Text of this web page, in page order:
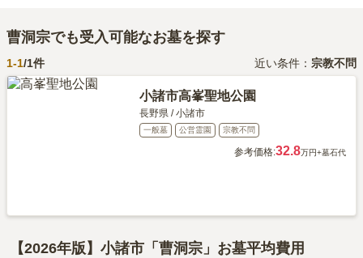
曹洞宗でも受入可能なお墓を探す
1-1/1件 近い条件： 宗教不問
小諸市高峯聖地公園
長野県/小諸市
一般墓 公営霊園 宗教不問
参考価格:32.8万円+墓石代
【2026年版】小諸市「曹洞宗」お墓平均費用